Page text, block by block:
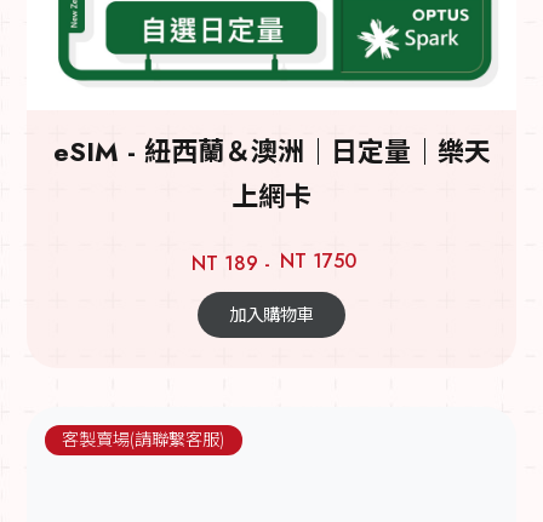
eSIM - 紐西蘭＆澳洲｜日定量｜樂天
上網卡
NT 189 - NT 1750
加入購物車
客製賣場(請聯繫客服)